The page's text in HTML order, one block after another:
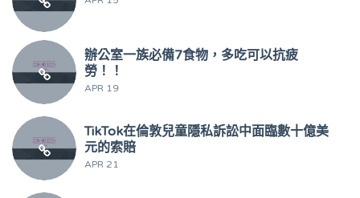
辦公室一族必備7食物，多吃可以抗疲
勞！！
APR 19
TikTok在倫敦兒童隱私訴訟中面臨數十億美
元的索賠
APR 21